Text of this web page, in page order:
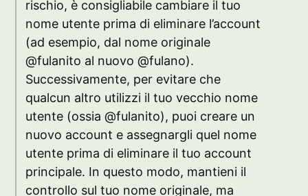
rischio, è consigliabile cambiare il tuo
nome utente prima di eliminare l’account
(ad esempio, dal nome originale
@fulanito al nuovo @fulano).
Successivamente, per evitare che
qualcun altro utilizzi il tuo vecchio nome
utente (ossia @fulanito), puoi creare un
nuovo account e assegnargli quel nome
utente prima di eliminare il tuo account
principale. In questo modo, mantieni il
controllo sul tuo nome originale, ma